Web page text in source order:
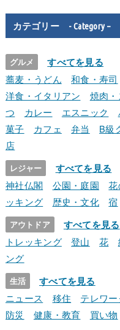
カテゴリー - Category –
グルメ すべてを見る
蕎麦・うどん 和食・寿司
洋食・イタリアン
焼肉
つ
カレー エスニック
菓子
カフェ 弁当 B級
店
レジャー すべてを見る
神社仏閣 公園・庭園
ッキング
歴史・文化 宿
アウトドア すべてを見る
トレッキング 登山 花
ング
生活 すべてを見る
ニュース 移住 テレワー
防災
健康・教育 買い物